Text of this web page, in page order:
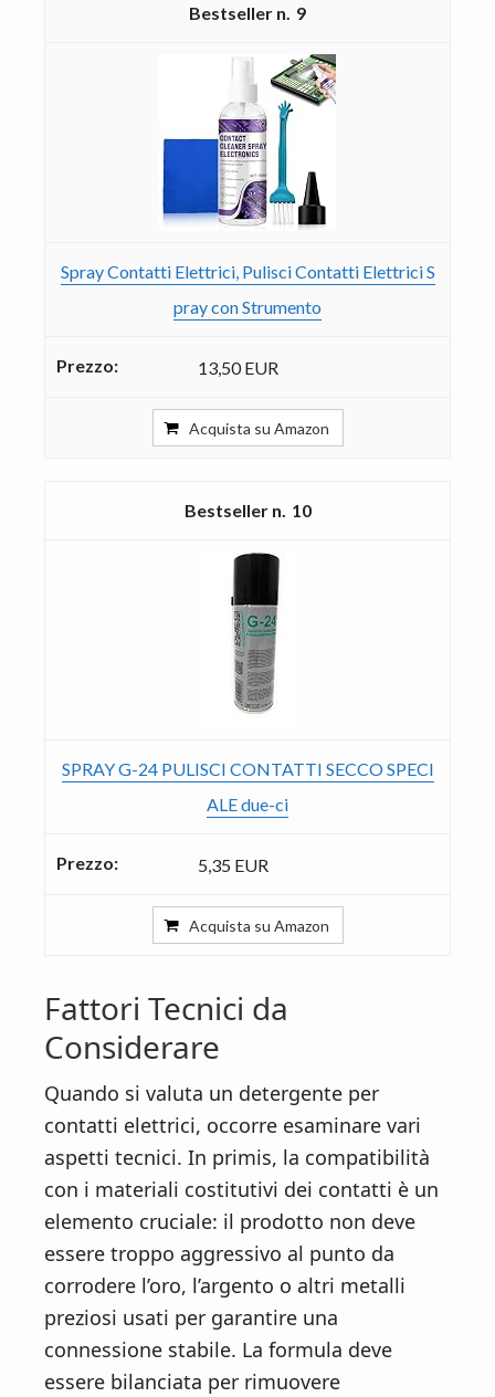
9
Spray Contatti Elettrici, Pulisci Contatti Elettrici S
pray con Strumento
13,50 EUR
Acquista su Amazon
10
SPRAY G-24 PULISCI CONTATTI SECCO SPECI
ALE due-ci
5,35 EUR
Acquista su Amazon
Fattori Tecnici da
Considerare
Quando si valuta un detergente per
contatti elettrici, occorre esaminare vari
aspetti tecnici. In primis, la compatibilità
con i materiali costitutivi dei contatti è un
elemento cruciale: il prodotto non deve
essere troppo aggressivo al punto da
corrodere l’oro, l’argento o altri metalli
preziosi usati per garantire una
connessione stabile. La formula deve
essere bilanciata per rimuovere